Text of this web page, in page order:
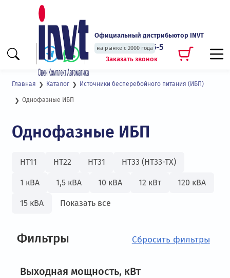
Официальный дистрибьютор INVT
на рынке с 2000 года
+7 (495) 135-135-5
Заказать звонок
Главная Каталог Источники бесперебойного питания (ИБП)
Однофазные ИБП
Однофазные ИБП
HT11 HT22 HT31 HT33 (HT33-TX)
1 кВА 1,5 кВА 10 кВА 12 кВт 120 кВА
15 кВА Показать все
Фильтры
Выходная мощность, кВт